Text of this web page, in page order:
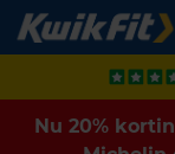
Nu 20%